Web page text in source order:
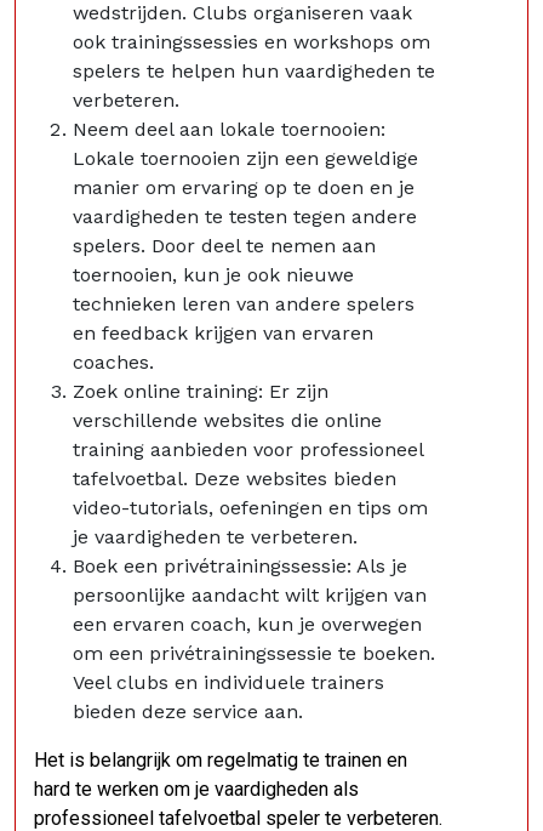
wedstrijden. Clubs organiseren vaak
ook trainingssessies en workshops om
spelers te helpen hun vaardigheden te
verbeteren.
Neem deel aan lokale toernooien:
Lokale toernooien zijn een geweldige
manier om ervaring op te doen en je
vaardigheden te testen tegen andere
spelers. Door deel te nemen aan
toernooien, kun je ook nieuwe
technieken leren van andere spelers
en feedback krijgen van ervaren
coaches.
Zoek online training: Er zijn
verschillende websites die online
training aanbieden voor professioneel
tafelvoetbal. Deze websites bieden
video-tutorials, oefeningen en tips om
je vaardigheden te verbeteren.
Boek een privétrainingssessie: Als je
persoonlijke aandacht wilt krijgen van
een ervaren coach, kun je overwegen
om een privétrainingssessie te boeken.
Veel clubs en individuele trainers
bieden deze service aan.
Het is belangrijk om regelmatig te trainen en
hard te werken om je vaardigheden als
professioneel tafelvoetbal speler te verbeteren.